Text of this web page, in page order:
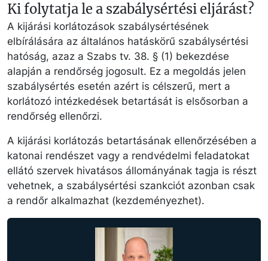
Ki folytatja le a szabálysértési eljárást?
A kijárási korlátozások szabálysértésének
elbírálására az általános hatáskörű szabálysértési
hatóság, azaz a Szabs tv. 38. § (1) bekezdése
alapján a rendőrség jogosult. Ez a megoldás jelen
szabálysértés esetén azért is célszerű, mert a
korlátozó intézkedések betartását is elsősorban a
rendőrség ellenőrzi.
A kijárási korlátozás betartásának ellenőrzésében a
katonai rendészet vagy a rendvédelmi feladatokat
ellátó szervek hivatásos állományának tagja is részt
vehetnek, a szabálysértési szankciót azonban csak
a rendőr alkalmazhat (kezdeményezhet).